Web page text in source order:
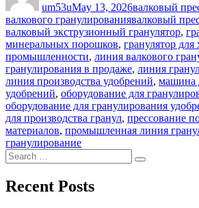
um53uMay 13, 2026валковый
валкового гранулированияTags
валковый
валковый экструзионный гранулятор,
минеральных порошков, гранулятор
промышленности, линия валкового
гранулирования в продаже, линия
линия производства удобрений, машина
удобрений, оборудование для
оборудование для гранулирования
для производства гранул, прессование
материалов, промышленная линия
гранулирование
Search
for:
Search
Recent Posts